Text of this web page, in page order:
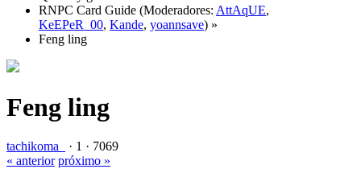
RNPC Card Guide (Moderadores: AttAqUE,
KeEPeR_00, Kande, yoannsave) »
Feng ling
Feng ling
tachikoma_ · 1 · 7069
« anterior próximo »